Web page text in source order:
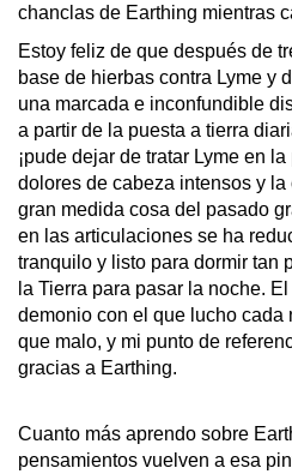
chanclas de Earthing mientras
Estoy feliz de que después de
base de hierbas contra Lyme y
una marcada e inconfundible
a partir de la puesta a tierra
¡pude dejar de tratar Lyme en
dolores de cabeza intensos y
gran medida cosa del pasado
en las articulaciones se ha
tranquilo y listo para dormir tan
la Tierra para pasar la noche.
demonio con el que lucho cada
que malo, y mi punto de
gracias a Earthing.
Cuanto más aprendo sobre
pensamientos vuelven a esa